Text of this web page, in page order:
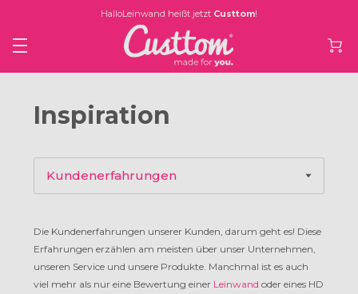
HalloLeinwand heißt jetzt Custtom!
Inspiration
Kundenerfahrungen
Künstler
Die Kundenerfahrungen unserer Kunden, darum geht es! Diese
Erfahrungen erzählen am meisten über unser Unternehmen,
unseren Service und unsere Produkte. Manchmal ist es auch
viel mehr als nur eine Bewertung einer Leinwand oder eines HD